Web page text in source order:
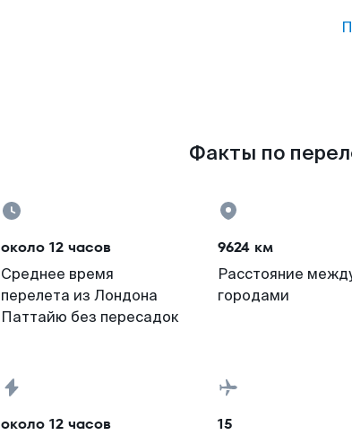
Факты по
около 12 часов
Среднее время
перелета из Лондона
Паттайю без пересадок
9624 км
Расстояние
городами
около 12 часов 15